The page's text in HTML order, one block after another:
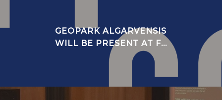
GEOPARK ALGARVENSIS
WILL BE PRESENT AT F...